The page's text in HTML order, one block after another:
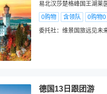
易北汉莎楚格峰国王湖莱
0购物
含领队
0购物
委托社： 维景国旅远见未
德国13日跟团游